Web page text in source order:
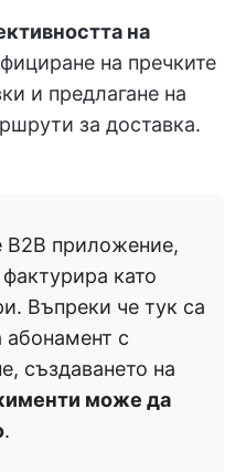
на
на пречките
и предлагане на
за доставка.
B2B приложение,
като
Въпреки че тук са
с
създаването на
може да
.